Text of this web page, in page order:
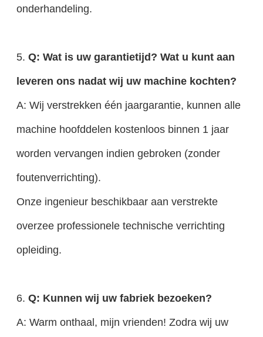
onderhandeling.
5. Q: Wat is uw garantietijd? Wat u kunt aan
leveren ons nadat wij uw machine kochten?
A: Wij verstrekken één jaargarantie, kunnen alle
machine hoofddelen kostenloos binnen 1 jaar
worden vervangen indien gebroken (zonder
foutenverrichting).
Onze ingenieur beschikbaar aan verstrekte
overzee professionele technische verrichting
opleiding.
6. Q: Kunnen wij uw fabriek bezoeken?
A: Warm onthaal, mijn vrienden! Zodra wij uw